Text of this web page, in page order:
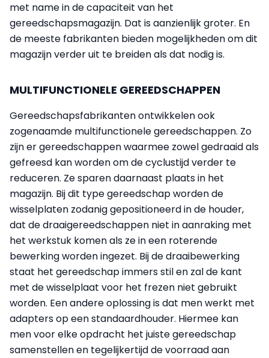
met name in de capaciteit van het
gereedschapsmagazijn. Dat is aanzienlijk groter. En
de meeste fabrikanten bieden mogelijkheden om dit
magazijn verder uit te breiden als dat nodig is.
MULTIFUNCTIONELE GEREEDSCHAPPEN
Gereedschapsfabrikanten ontwikkelen ook
zogenaamde multifunctionele gereedschappen. Zo
zijn er gereedschappen waarmee zowel gedraaid als
gefreesd kan worden om de cyclustijd verder te
reduceren. Ze sparen daarnaast plaats in het
magazijn. Bij dit type gereedschap worden de
wisselplaten zodanig gepositioneerd in de houder,
dat de draaigereedschappen niet in aanraking met
het werkstuk komen als ze in een roterende
bewerking worden ingezet. Bij de draaibewerking
staat het gereedschap immers stil en zal de kant
met de wisselplaat voor het frezen niet gebruikt
worden. Een andere oplossing is dat men werkt met
adapters op een standaardhouder. Hiermee kan
men voor elke opdracht het juiste gereedschap
samenstellen en tegelijkertijd de voorraad aan